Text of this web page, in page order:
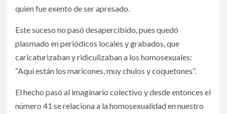
quien fue exento de ser apresado.
Este suceso no pasó desapercibido, pues quedó
plasmado en periódicos locales y grabados, que
caricaturizaban y ridiculizaban a los homosexuales:
“Aquí están los maricones, muy chulos y coquetones”.
El hecho pasó al imaginario colectivo y desde entonces el
número 41 se relaciona a la homosexualidad en nuestro